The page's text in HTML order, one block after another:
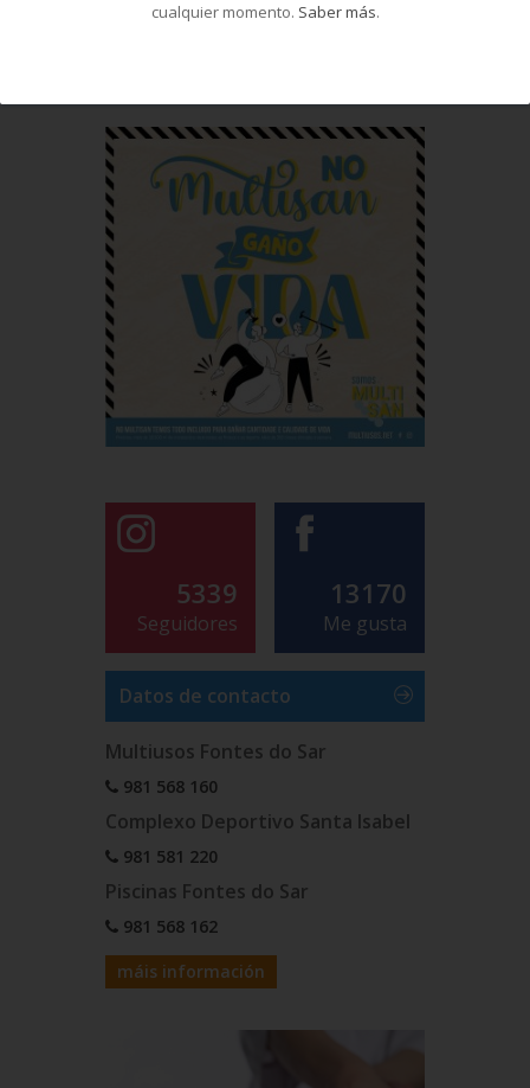
5339
Seguidores
13170
Me gusta
Datos de contacto
Multiusos Fontes do Sar
981 568 160
Complexo Deportivo Santa Isabel
981 581 220
Piscinas Fontes do Sar
981 568 162
máis información
cualquier momento. Saber más.